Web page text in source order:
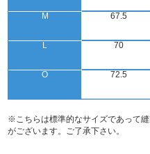
M
L
O
67.5
70
72.5
※こちらは標準的なサイズであって
がございます。ご了承下さい。